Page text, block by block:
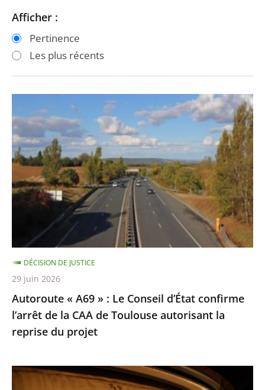
Passer
les
filtres
Passer
les
filtres
Afficher :
Pertinence
Les plus récents
«
A69
»
:
Le
Conseil
confirme
l’arrêt
de
la
CAA
de
Toulouse
la
reprise
Autoroute « A69 » : Le Conseil d’État confirme
l’arrêt de la CAA de Toulouse autorisant la
reprise du projet
DÉCISION DE JUSTICE
29 juin 2026
Prêt